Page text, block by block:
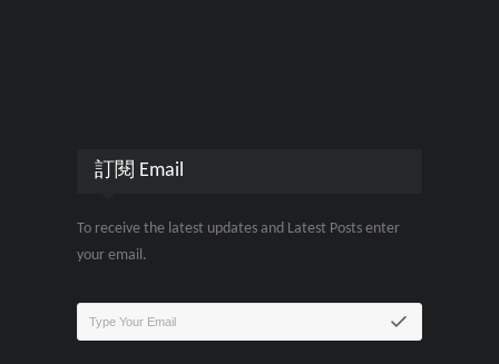
訂閱 Email
To receive the latest updates and Latest Posts enter
your email.